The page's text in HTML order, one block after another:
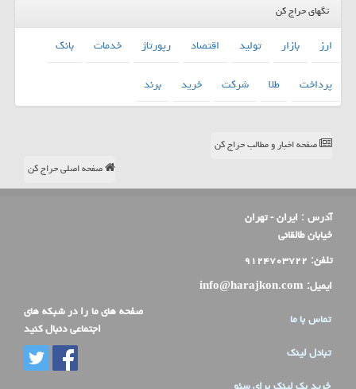
تگهای حراج کن
ارز بازار تولید اقتصاد رپورتاژ خدمات
بانك
پرداخت
طلا شركت خرید برند
صفحه اخبار و مطالب حراج کن
صفحه اصلی حراج کن
آدرس : ایران - تهران
خیابان طالقانی
تلفن: ۹۱۲۴۷۰۳۷۲۲
ایمیل: info@harajkon.com
تماس با ما
تبادل لینک
صفحه های ما را در شبکه های
اجتماعی دنبال کنید